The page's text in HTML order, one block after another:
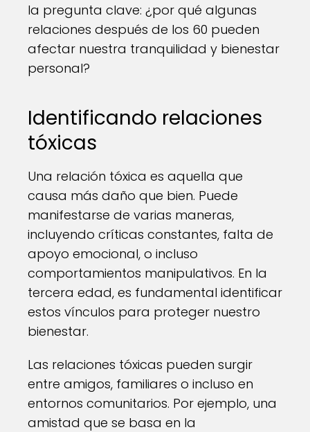
la pregunta clave: ¿por qué algunas
relaciones después de los 60 pueden
afectar nuestra tranquilidad y bienestar
personal?
Identificando relaciones
tóxicas
Una relación tóxica es aquella que
causa más daño que bien. Puede
manifestarse de varias maneras,
incluyendo críticas constantes, falta de
apoyo emocional, o incluso
comportamientos manipulativos. En la
tercera edad, es fundamental identificar
estos vínculos para proteger nuestro
bienestar.
Las relaciones tóxicas pueden surgir
entre amigos, familiares o incluso en
entornos comunitarios. Por ejemplo, una
amistad que se basa en la